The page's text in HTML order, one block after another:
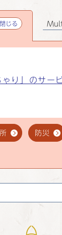
閉じる
り」のサー
防災